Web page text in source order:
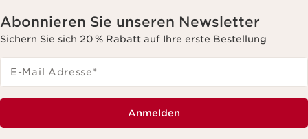
Abonnieren Sie unseren Newsletter
Sichern Sie sich 20 % Rabatt auf Ihre erste Bestellung
E-Mail Adresse*
Anmelden